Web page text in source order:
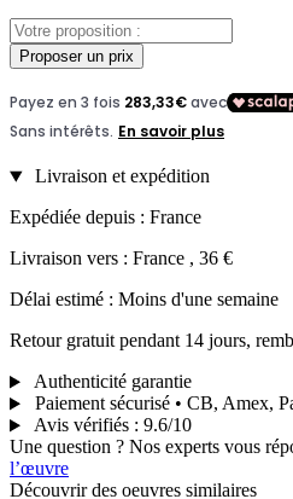
Proposer un prix
Livraison et expédition
Expédiée depuis : France
Livraison vers : France , 36 €
Délai estimé : Moins d'une semaine
Retour gratuit pendant 14 jours,
Authenticité garantie
Paiement sécurisé • CB, Amex,
Avis vérifiés : 9.6/10
Une question ? Nos experts vous
l’œuvre
Découvrir des oeuvres similaires